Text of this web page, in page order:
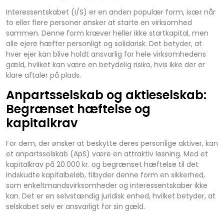
Interessentskabet (I/S) er en anden populær form, især når
to eller flere personer ønsker at starte en virksomhed
sammen. Denne form kræver heller ikke startkapital, men
alle ejere hæfter personligt og solidarisk. Det betyder, at
hver ejer kan blive holdt ansvarlig for hele virksomhedens
gæld, hvilket kan være en betydelig risiko, hvis ikke der er
klare aftaler på plads.
Anpartsselskab og aktieselskab:
Begrænset hæftelse og
kapitalkrav
For dem, der ønsker at beskytte deres personlige aktiver, kan
et anpartsselskab (ApS) være en attraktiv løsning. Med et
kapitalkrav på 20.000 kr. og begrænset hæftelse til det
indskudte kapitalbeløb, tilbyder denne form en sikkerhed,
som enkeltmandsvirksomheder og interessentskaber ikke
kan. Det er en selvstændig juridisk enhed, hvilket betyder, at
selskabet selv er ansvarligt for sin gæld.